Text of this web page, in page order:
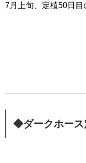
7月上旬、定植50日
◆ダークホース